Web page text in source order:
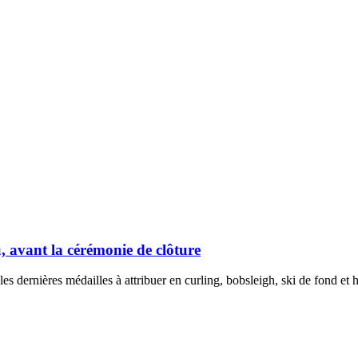
avant la cérémonie de clôture
dernières médailles à attribuer en curling, bobsleigh, ski de fond et